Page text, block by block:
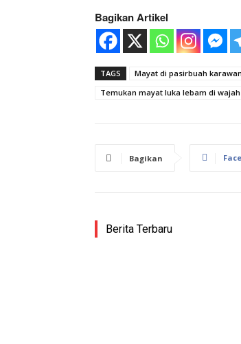
Bagikan Artikel
TAGS Mayat di pasirbuah
Temukan mayat luka lebam di wajah
Bagikan
Berita Terbaru